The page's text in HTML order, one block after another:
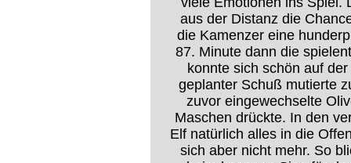
aus der Distanz die
die Kamenzer eine
87. Minute dann die
konnte sich schön auf
geplanter Schuß mutierte
zuvor eingewechselte
Maschen drückte. In den
Elf natürlich alles in die
sich aber nicht mehr. So